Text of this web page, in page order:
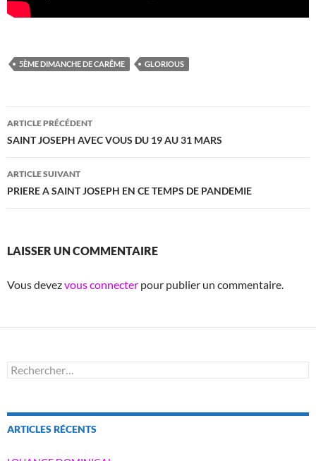
5ÈME DIMANCHE DE CARÊME GLORIOUS
Navigation
des
articles
ARTICLE PRÉCÉDENT
SAINT JOSEPH AVEC VOUS DU 19 AU 31 MARS
ARTICLE SUIVANT
PRIERE A SAINT JOSEPH EN CE TEMPS DE PANDEMIE
LAISSER UN COMMENTAIRE
Vous devezvous connecter pour publier un commentaire.
Rechercher :
ARTICLES RÉCENTS